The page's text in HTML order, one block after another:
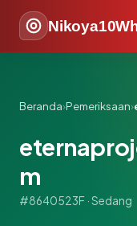
Beranda›Pemeriksaan›
m
#8640523F · Sedang